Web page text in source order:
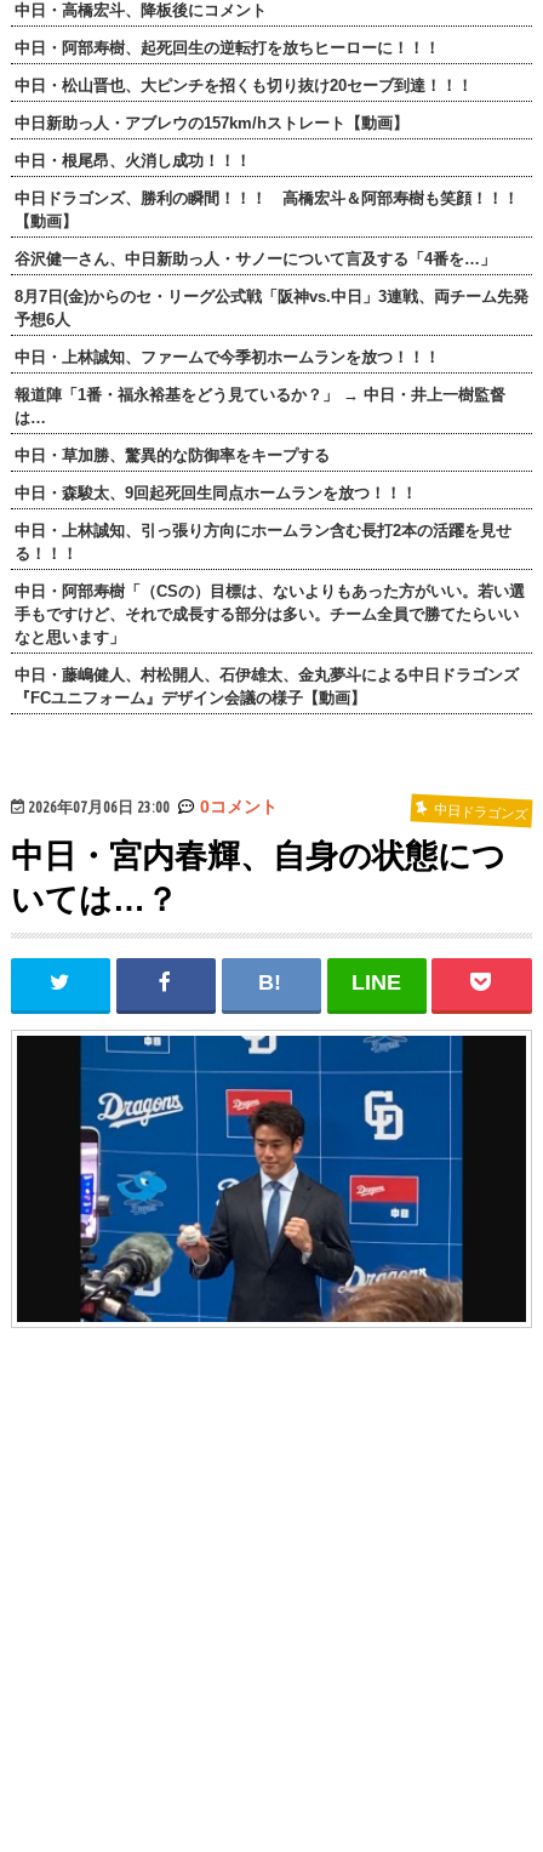
中日・高橋宏斗、降板後にコメント
中日・阿部寿樹、起死回生の逆転打を放ちヒーローに！！！
中日・松山晋也、大ピンチを招くも切り抜け20セーブ到達！！！
中日新助っ人・アブレウの157km/hストレート【動画】
中日・根尾昂、火消し成功！！！
中日ドラゴンズ、勝利の瞬間！！！ 高橋宏斗＆阿部寿樹も笑顔！！！
【動画】
谷沢健一さん、中日新助っ人・サノーについて言及する「4番を…」
8月7日(金)からのセ・リーグ公式戦「阪神vs.中日」3連戦、両チーム先発
予想6人
中日・上林誠知、ファームで今季初ホームランを放つ！！！
報道陣「1番・福永裕基をどう見ているか？」 → 中日・井上一樹監督
は…
中日・草加勝、驚異的な防御率をキープする
中日・森駿太、9回起死回生同点ホームランを放つ！！！
中日・上林誠知、引っ張り方向にホームラン含む長打2本の活躍を見せ
る！！！
中日・阿部寿樹「（CSの）目標は、ないよりもあった方がいい。若い選
手もですけど、それで成長する部分は多い。チーム全員で勝てたらいい
なと思います」
中日・藤嶋健人、村松開人、石伊雄太、金丸夢斗による中日ドラゴンズ
『FCユニフォーム』デザイン会議の様子【動画】
2026年07月06日 23:00 0コメント 中日ドラゴンズ
中日・宮内春輝、自身の状態につ
いては…？